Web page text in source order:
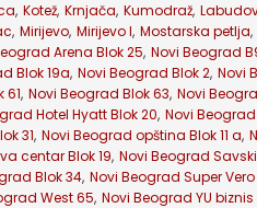
, Kotež, Krnjača, Kumodraž,
, Mirijevo, Mirijevo I, Mostarska petlja,
Arena Blok 25, Novi Beograd
Blok 19a, Novi Beograd Blok 2, Novi
61, Novi Beograd Blok 63, Novi
Hotel Hyatt Blok 20, Novi Beograd
31, Novi Beograd opština Blok 11 a,
centar Blok 19, Novi Beograd
Blok 34, Novi Beograd Super
West 65, Novi Beograd YU biznis